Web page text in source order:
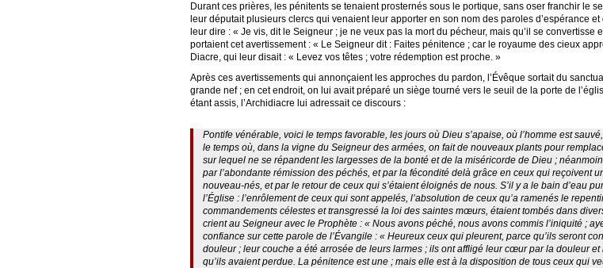
Durant ces prières, les pénitents se tenaient prosternés sous le portique, sans oser franchir le
leur députait plusieurs clercs qui venaient leur apporter en son nom des paroles d’espérance
leur dire : « Je vis, dit le Seigneur ; je ne veux pas la mort du pécheur, mais qu’il se
portaient cet avertissement : « Le Seigneur dit : Faites pénitence ; car le royaume des cieux
Diacre, qui leur disait : « Levez vos têtes ; votre rédemption est proche. »
Après ces avertissements qui annonçaient les approches du pardon, l’Évêque sortait du
grande nef ; en cet endroit, on lui avait préparé un siège tourné vers le seuil de la porte de
étant assis, l’Archidiacre lui adressait ce discours :
Pontife vénérable, voici le temps favorable, les jours où Dieu s’apaise, où l’homme est
le temps où, dans la vigne du Seigneur des armées, on fait de nouveaux plants pour
sur lequel ne se répandent les largesses de la bonté et de la miséricorde de Dieu ;
par l’abondante rémission des péchés, et par la fécondité delà grâce en ceux qui reçoivent
nouveau-nés, et par le retour de ceux qui s’étaient éloignés de nous. S’il y a le bain d’eau
l’Église : l’enrôlement de ceux qui sont appelés, l’absolution de ceux qu’a ramenés le
commandements célestes et transgressé la loi des saintes mœurs, étaient tombés dans
crient au Seigneur avec le Prophète : « Nous avons péché, nous avons commis l’iniquité ;
confiance sur cette parole de l’Évangile : « Heureux ceux qui pleurent, parce qu’ils seront
douleur ; leur couche a été arrosée de leurs larmes ; ils ont affligé leur cœur par la douleur
qu’ils avaient perdue. La pénitence est une ; mais elle est à la disposition de tous ceux qui